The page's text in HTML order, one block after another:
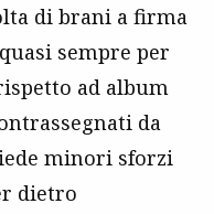
di brani a firma
sempre per
ad album
da
minori sforzi
dietro